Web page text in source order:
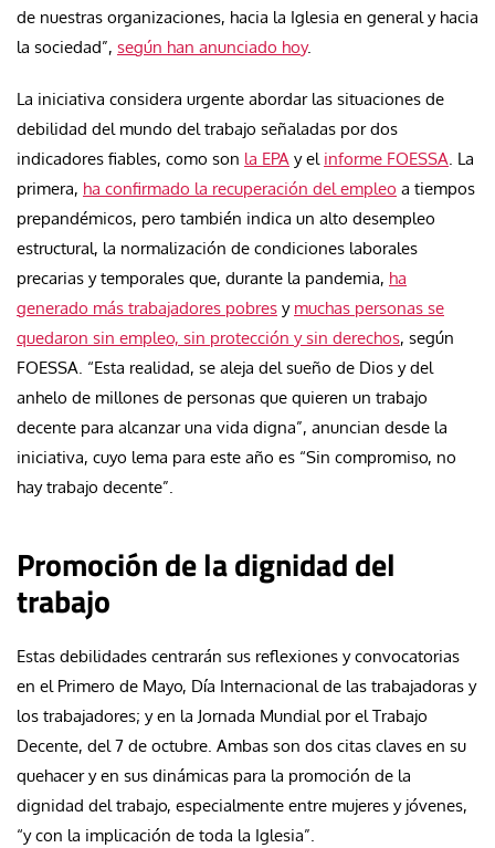
de nuestras organizaciones, hacia la Iglesia en general y hacia
la sociedad”, según han anunciado hoy.
La iniciativa considera urgente abordar las situaciones de
debilidad del mundo del trabajo señaladas por dos
indicadores fiables, como son la EPA y el informe FOESSA. La
primera, ha confirmado la recuperación del empleo a tiempos
prepandémicos, pero también indica un alto desempleo
estructural, la normalización de condiciones laborales
precarias y temporales que, durante la pandemia, ha
generado más trabajadores pobres y muchas personas se
quedaron sin empleo, sin protección y sin derechos, según
FOESSA. “Esta realidad, se aleja del sueño de Dios y del
anhelo de millones de personas que quieren un trabajo
decente para alcanzar una vida digna”, anuncian desde la
iniciativa, cuyo lema para este año es “Sin compromiso, no
hay trabajo decente”.
Promoción de la dignidad del
trabajo
Estas debilidades centrarán sus reflexiones y convocatorias
en el Primero de Mayo, Día Internacional de las trabajadoras y
los trabajadores; y en la Jornada Mundial por el Trabajo
Decente, del 7 de octubre. Ambas son dos citas claves en su
quehacer y en sus dinámicas para la promoción de la
dignidad del trabajo, especialmente entre mujeres y jóvenes,
“y con la implicación de toda la Iglesia”.